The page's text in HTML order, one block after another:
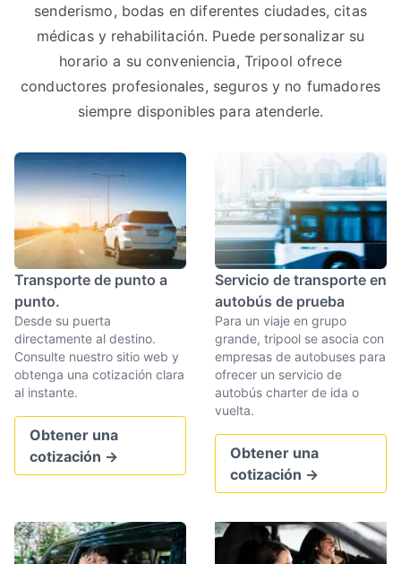
senderismo, bodas en diferentes ciudades, citas
médicas y rehabilitación. Puede personalizar su
horario a su conveniencia, Tripool ofrece
conductores profesionales, seguros y no fumadores
siempre disponibles para atenderle.
Transporte de punto a
punto.
Desde su puerta
directamente al destino.
Consulte nuestro sitio web y
obtenga una cotización clara
al instante.
Obtener una
cotización →
Servicio de transporte en
autobús de prueba
Para un viaje en grupo
grande, tripool se asocia con
empresas de autobuses para
ofrecer un servicio de
autobús charter de ida o
vuelta.
Obtener una
cotización →